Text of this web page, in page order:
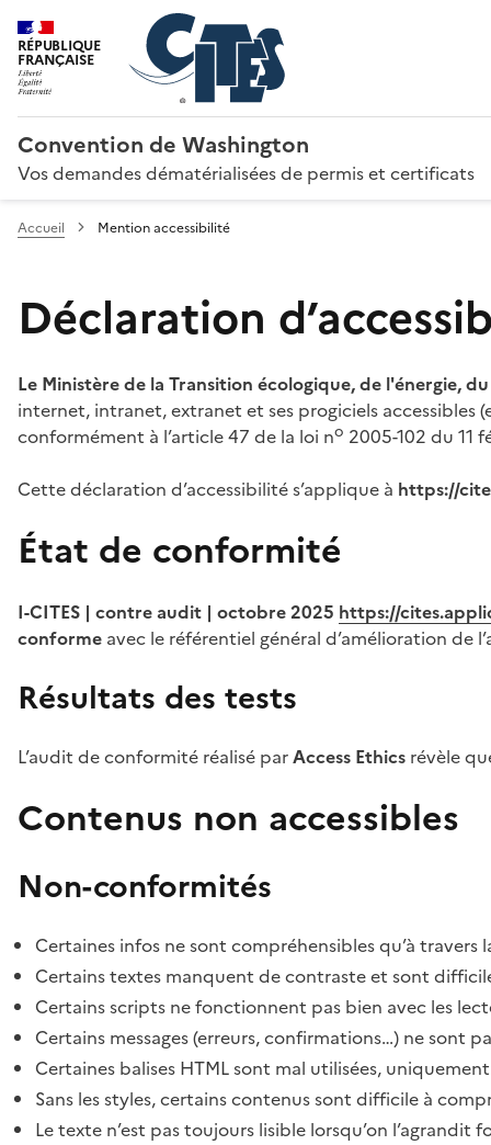
RÉPUBLIQUE
FRANÇAISE
Convention de Washington
Vos demandes dématérialisées de permis et certificats
Accueil Mention accessibilité
Déclaration
Le Ministère de la Transition écologique, de l'énergie,
internet, intranet, extranet et ses progiciels
conformément à l’article 47 de la loi no 2005-102 du 11
Cette déclaration d’accessibilité s’applique à https://
État de conformité
I-CITES | contre audit | octobre 2025 https://
conforme avec le référentiel général d’amélioration de
Résultats des tests
L’audit de conformité réalisé parAccess Ethics révèle
Contenus non accessibles
Non-conformités
Certaines infos ne sont compréhensibles qu’à travers
Certains textes manquent de contraste et sont
Certains scripts ne fonctionnent pas bien avec les
Certains messages (erreurs, confirmations…) ne sont
Certaines balises HTML sont mal utilisées,
Sans les styles, certains contenus sont difficile à
Le texte n’est pas toujours lisible lorsqu’on l’agrandit